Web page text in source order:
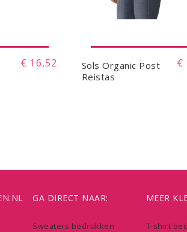
€ 16,52
Sols Organic Post
Reistas
€
GA DIRECT NAAR:
Sweaters bedrukken
MEER
T-shirt